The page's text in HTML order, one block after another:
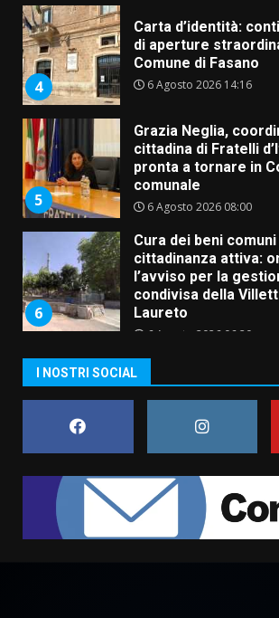
4
Carta d’identità:
di aperture
Comune di Fasano
6 Agosto 2026 14:16
5
Grazia Neglia,
cittadina di Fratelli
pronta a tornare in
comunale
6 Agosto 2026 08:00
6
Cura dei beni comuni
cittadinanza attiva:
l’avviso per la
condivisa della
Laureto
6 Agosto 2026 06:20
assoluta de
Belvedere. Il
6 Agosto 2026 06:15
1
Rivoluzione”: nuovo
appuntamento con
Banda”
I NOSTRI SOCIAL